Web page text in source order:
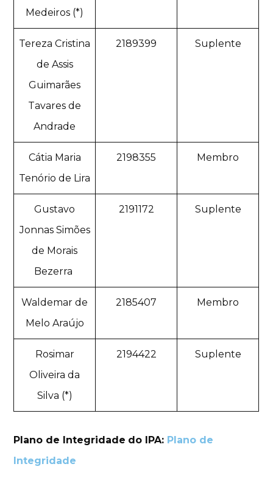
Medeiros (*)
Tereza Cristina
de Assis
Guimarães
Tavares de
Andrade
2189399 Suplente
Cátia Maria
Tenório de Lira
2198355 Membro
Gustavo
Jonnas Simões
de Morais
Bezerra
2191172 Suplente
Waldemar de
Melo Araújo
2185407 Membro
Rosimar
Oliveira da
Silva (*)
2194422 Suplente
Plano de Integridade do IPA: Plano de
Integridade